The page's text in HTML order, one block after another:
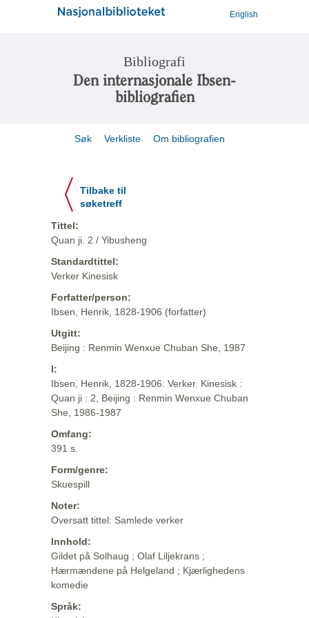
English
Bibliografi
Den internasjonale Ibsen-
bibliografien
Søk Verkliste Om bibliografien
Tilbake til
søketreff
Tittel:
Quan ji. 2 / Yibusheng
Standardtittel:
Verker Kinesisk
Forfatter/person:
Ibsen, Henrik, 1828-1906 (forfatter)
Utgitt:
Beijing : Renmin Wenxue Chuban She, 1987
I:
Ibsen, Henrik, 1828-1906: Verker. Kinesisk :
Quan ji : 2, Beijing : Renmin Wenxue Chuban
She, 1986-1987
Omfang:
391 s.
Form/genre:
Skuespill
Noter:
Oversatt tittel: Samlede verker
Innhold:
Gildet på Solhaug ; Olaf Liljekrans ;
Hærmændene på Helgeland ; Kjærlighedens
komedie
Språk: